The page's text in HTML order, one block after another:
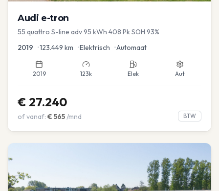
Audi e-tron
55 quattro S-line adv 95 kWh 408 Pk SOH 93%
2019 •123.449 km •Elektrisch •Automaat
2019 123k Elek Aut
€ 27.240
of vanaf: € 565/mnd BTW